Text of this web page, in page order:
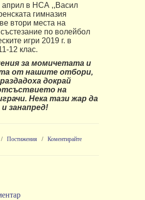
април в НСА ,,Васил
гимназия
втори места на
състезание по волейбол
игри 2019 г. в
12 клас.
за момичетата и
от нашите отбори,
раздадоха докрай
на
. Нека тази жар да
и занапред!
/ Постижения / Коментирайте